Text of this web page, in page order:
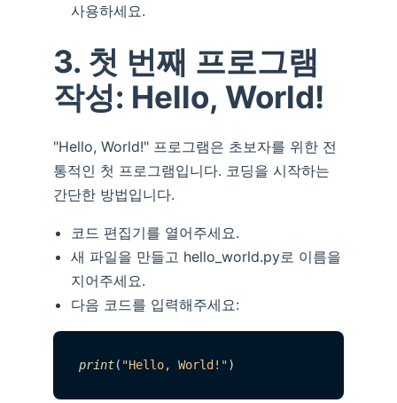
사용하세요.
3. 첫 번째 프로그램
작성: Hello, World!
"Hello, World!" 프로그램은 초보자를 위한 전
통적인 첫 프로그램입니다. 코딩을 시작하는
간단한 방법입니다.
코드 편집기를 열어주세요.
새 파일을 만들고 hello_world.py로 이름을
지어주세요.
다음 코드를 입력해주세요:
print( "Hello, World!"